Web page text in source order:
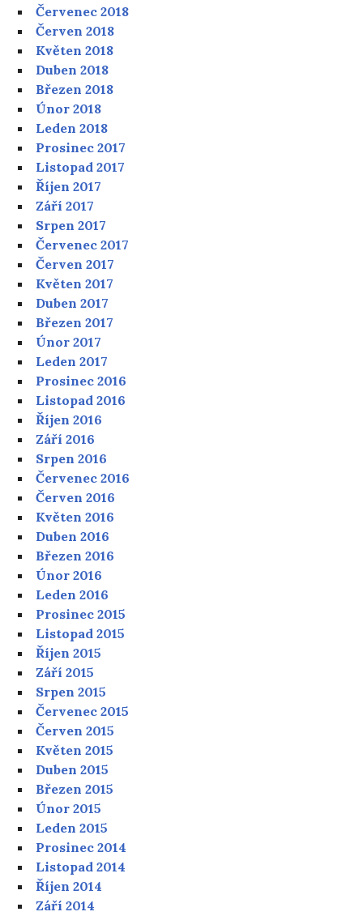
Červenec 2018
Červen 2018
Květen 2018
Duben 2018
Březen 2018
Únor 2018
Leden 2018
Prosinec 2017
Listopad 2017
Říjen 2017
Září 2017
Srpen 2017
Červenec 2017
Červen 2017
Květen 2017
Duben 2017
Březen 2017
Únor 2017
Leden 2017
Prosinec 2016
Listopad 2016
Říjen 2016
Září 2016
Srpen 2016
Červenec 2016
Červen 2016
Květen 2016
Duben 2016
Březen 2016
Únor 2016
Leden 2016
Prosinec 2015
Listopad 2015
Říjen 2015
Září 2015
Srpen 2015
Červenec 2015
Červen 2015
Květen 2015
Duben 2015
Březen 2015
Únor 2015
Leden 2015
Prosinec 2014
Listopad 2014
Říjen 2014
Září 2014